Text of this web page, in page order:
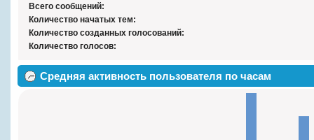
Всего сообщений:
Количество начатых тем:
Количество созданных голосований:
Количество голосов:
Средняя активность пользователя по часам